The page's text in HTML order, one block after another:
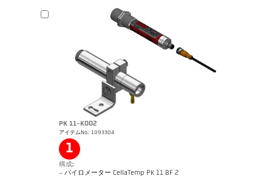
PK 11-K002
アイテムNo.: 1093304
1
構成:
- パイロメーター CellaTemp PK 11 BF 2